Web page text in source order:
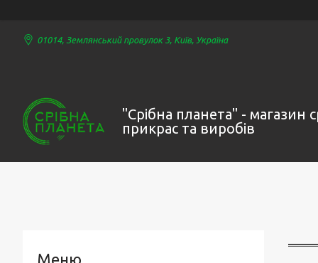
01014, Землянський провулок 3, Київ, Україна
"Срібна планета" - магазин
прикрас та виробів